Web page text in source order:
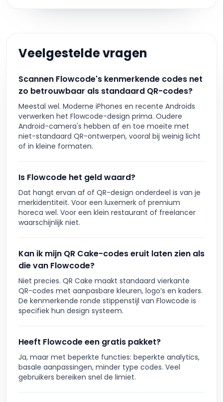
Veelgestelde vragen
Scannen Flowcode's kenmerkende codes net
zo betrouwbaar als standaard QR-codes?
Meestal wel. Moderne iPhones en recente Androids
verwerken het Flowcode-design prima. Oudere
Android-camera's hebben af en toe moeite met
niet-standaard QR-ontwerpen, vooral bij weinig licht
of in kleine formaten.
Is Flowcode het geld waard?
Dat hangt ervan af of QR-design onderdeel is van je
merkidentiteit. Voor een luxemerk of premium
horeca wel. Voor een klein restaurant of freelancer
waarschijnlijk niet.
Kan ik mijn QR Cake-codes eruit laten zien als
die van Flowcode?
Niet precies. QR Cake maakt standaard vierkante
QR-codes met aanpasbare kleuren, logo’s en kaders.
De kenmerkende ronde stippenstijl van Flowcode is
specifiek hun design systeem.
Heeft Flowcode een gratis pakket?
Ja, maar met beperkte functies: beperkte analytics,
basale aanpassingen, minder type codes. Veel
gebruikers bereiken snel de limiet.